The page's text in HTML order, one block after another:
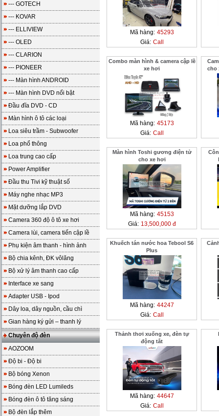
--- GOTECH
--- KOVAR
--- ELLIVIEW
--- OLED
--- CLARION
--- PIONEER
--- Màn hình ANDROID
--- Màn hình DVD nổi bật
Đầu đĩa DVD - CD
Màn hình ô tô các loại
Loa siêu trầm - Subwoofer
Loa phổ thông
Loa trung cao cấp
Power Amplifier
Đầu thu Tivi kỹ thuật số
Máy nghe nhạc MP3
Mặt dưỡng lắp DVD
Camera 360 độ ô tô xe hơi
Camera lùi, camera tiến cập lề
Phụ kiện âm thanh - hình ảnh
Bộ chia kênh, ĐK vôlăng
Bộ xử lý âm thanh cao cấp
Interface xe sang
Adapter USB - Ipod
Dây loa, dây nguồn, cầu chì
Gian hàng ký gửi – thanh lý
Chuyên độ đèn
AOZOOM
Độ bi - Độ bi
Bộ bóng Xenon
Bóng đèn LED Lumileds
Bóng đèn ô tô tăng sáng
Bộ đèn lắp thêm
Mã hàng: 45293
Giá: Call
Combo màn hình & camera cập lề
xe hơi
Mã hàng: 45173
Giá: Call
cho
Màn hình Toshi gương điện tử
cho xe hơi
Mã hàng: 45153
Giá: 13,500,000 đ
Khuếch tán nước hoa Tebool S6
Plus
Mã hàng: 44247
Giá: Call
Thảnh thơi xuống xe, đèn tự
động tắt
Mã hàng: 44647
Giá: Call